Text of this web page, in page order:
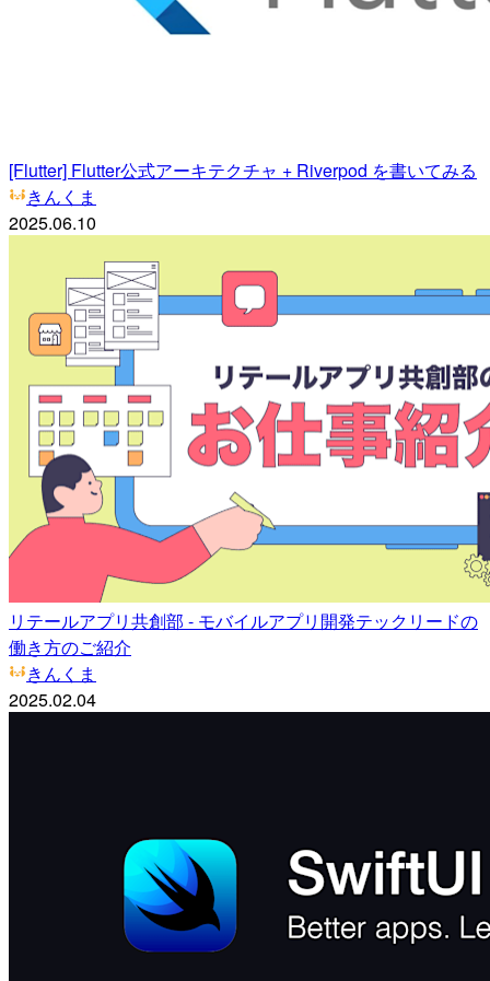
[Flutter] Flutter公式アーキテクチャ + Riverpod を書いてみる
きんくま
2025.06.10
リテールアプリ共創部 - モバイルアプリ開発テックリードの
働き方のご紹介
きんくま
2025.02.04